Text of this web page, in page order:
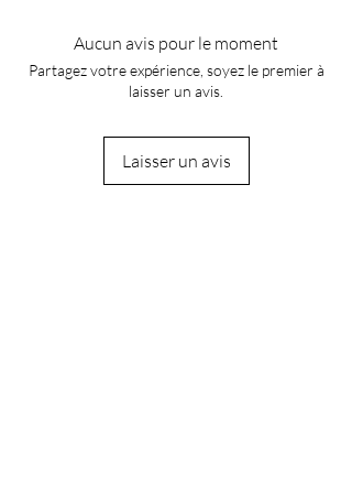
Aucun avis pour le moment
Partagez votre expérience, soyez le premier à
laisser un avis.
Laisser un avis